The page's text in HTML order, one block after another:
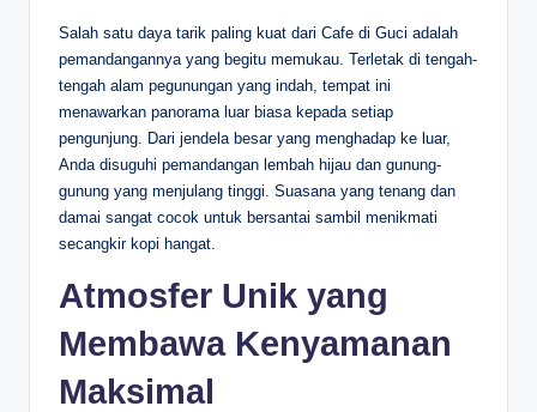
Salah satu daya tarik paling kuat dari Cafe di Guci adalah
pemandangannya yang begitu memukau. Terletak di tengah-
tengah alam pegunungan yang indah, tempat ini
menawarkan panorama luar biasa kepada setiap
pengunjung. Dari jendela besar yang menghadap ke luar,
Anda disuguhi pemandangan lembah hijau dan gunung-
gunung yang menjulang tinggi. Suasana yang tenang dan
damai sangat cocok untuk bersantai sambil menikmati
secangkir kopi hangat.
Atmosfer Unik yang
Membawa Kenyamanan
Maksimal